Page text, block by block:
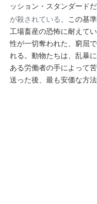
ッション・スタンダード
が殺されている。 この基
工場畜産の恐怖に耐えて
性が一切奪われた、窮屈
れる。動物たちは、乱暴
ある労働者の手によって
送った後、最も安価な方